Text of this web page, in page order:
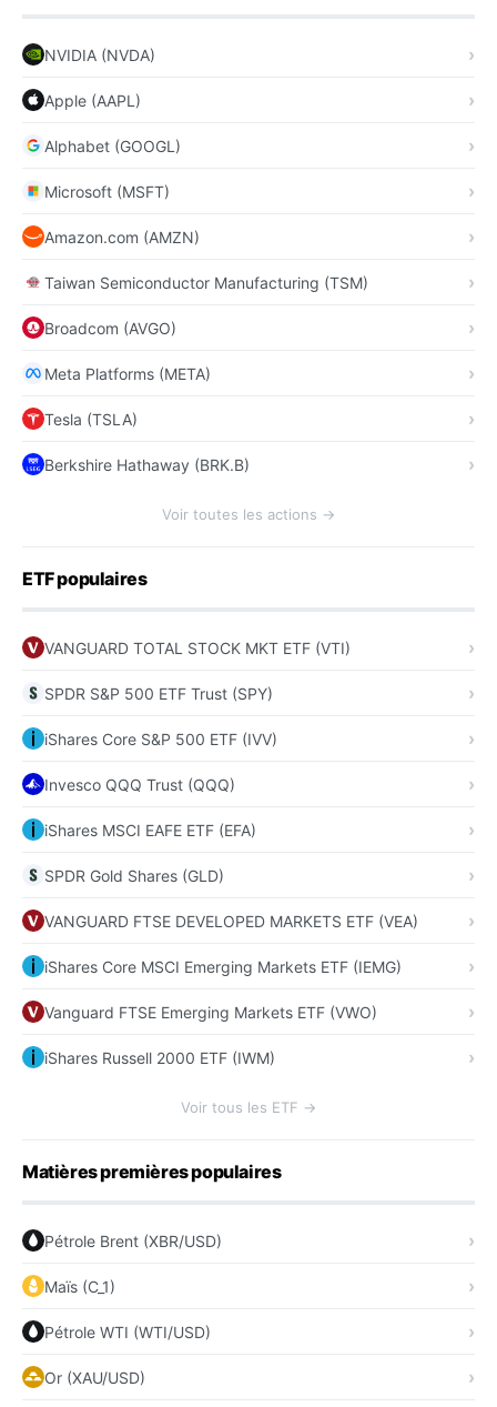
NVIDIA (NVDA)
Apple (AAPL)
Alphabet (GOOGL)
Microsoft (MSFT)
Amazon.com (AMZN)
Taiwan Semiconductor Manufacturing (TSM)
Broadcom (AVGO)
Meta Platforms (META)
Tesla (TSLA)
Berkshire Hathaway (BRK.B)
Voir toutes les actions →
ETF populaires
VANGUARD TOTAL STOCK MKT ETF (VTI)
SPDR S&P 500 ETF Trust (SPY)
iShares Core S&P 500 ETF (IVV)
Invesco QQQ Trust (QQQ)
iShares MSCI EAFE ETF (EFA)
SPDR Gold Shares (GLD)
VANGUARD FTSE DEVELOPED MARKETS ETF (VEA)
iShares Core MSCI Emerging Markets ETF (IEMG)
Vanguard FTSE Emerging Markets ETF (VWO)
iShares Russell 2000 ETF (IWM)
Voir tous les ETF →
Matières premières populaires
Pétrole Brent (XBR/USD)
Maïs (C_1)
Pétrole WTI (WTI/USD)
Or (XAU/USD)